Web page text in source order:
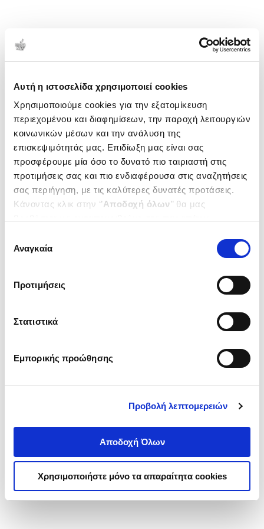
Αυτή η ιστοσελίδα χρησιμοποιεί cookies
Χρησιμοποιούμε cookies για την εξατομίκευση
περιεχομένου και διαφημίσεων, την παροχή λειτουργιών
κοινωνικών μέσων και την ανάλυση της
επισκεψιμότητάς μας. Επιδίωξη μας είναι σας
προσφέρουμε μία όσο το δυνατό πιο ταιριαστή στις
προτιμήσεις σας και πιο ενδιαφέρουσα στις αναζητήσεις
σας περιήγηση, με τις καλύτερες δυνατές προτάσεις.
Κάνοντας κλικ στην ‘’Αποδοχή όλων’’ θα μας
ενδιαφέρουν και να επιλέξετε από τα παρακάτω με την
΄΄και να ενημερωθείτε σχετικά με
συγκατάθεσης
Αναγκαία
Προτιμήσεις
Στατιστικά
Εμπορικής προώθησης
Προβολή λεπτομερειών
Αποδοχή Όλων
Χρησιμοποιήστε μόνο τα απαραίτητα cookies